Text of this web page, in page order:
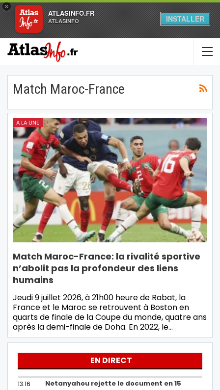
×
ATLASINFO.FR
ATLASINFO INSTALLER
Match Maroc-France
A LA UNE
Match Maroc-France: la rivalité sportive
n’abolit pas la profondeur des liens
humains
Jeudi 9 juillet 2026, à 21h00 heure de Rabat, la
France et le Maroc se retrouvent à Boston en
quarts de finale de la Coupe du monde, quatre ans
après la demi-finale de Doha. En 2022, le…
EN DIRECT
13:16
Netanyahou rejette le document en 15